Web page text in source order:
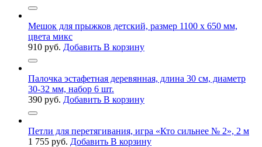
Мешок для прыжков детский, размер 1100 х 650 мм,
цвета микс
910 руб. Добавить В корзину
Палочка эстафетная деревянная, длина 30 см, диаметр
30-32 мм, набор 6 шт.
390 руб. Добавить В корзину
Петли для перетягивания, игра «Кто сильнее № 2», 2 м
1 755 руб. Добавить В корзину